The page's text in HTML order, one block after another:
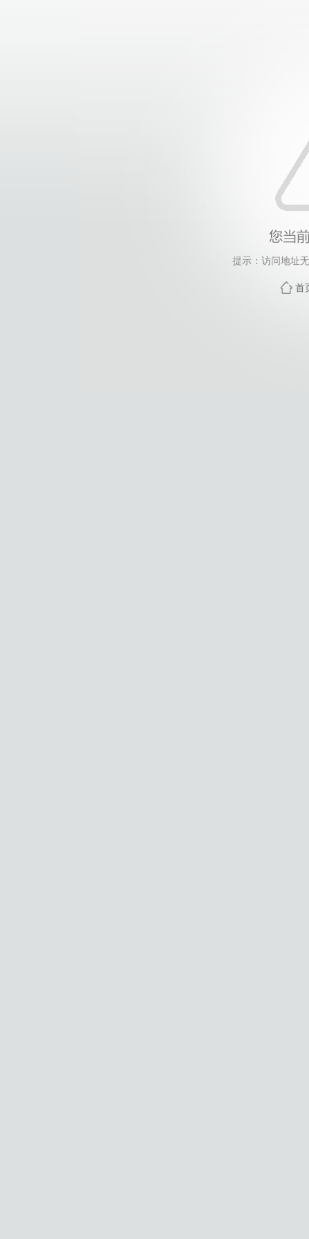
提示：访问地址
首